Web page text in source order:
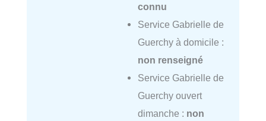
connu
Service Gabrielle de
Guerchy à domicile :
non renseigné
Service Gabrielle de
Guerchy ouvert
dimanche : non